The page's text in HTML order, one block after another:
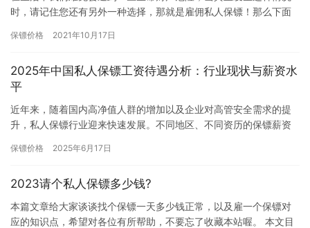
时，请记住您还有另外一种选择，那就是雇佣私人保镖！那么下面
1….
保镖价格 2021年10月17日
2025年中国私人保镖工资待遇分析：行业现状与薪资水
平
近年来，随着国内高净值人群的增加以及企业对高管安全需求的提
升，私人保镖行业迎来快速发展。不同地区、不同资历的保镖薪资
资…
保镖价格 2025年6月17日
2023请个私人保镖多少钱?
本篇文章给大家谈谈找个保镖一天多少钱正常，以及雇一个保镖对
应的知识点，希望对各位有所帮助，不要忘了收藏本站喔。 本文目